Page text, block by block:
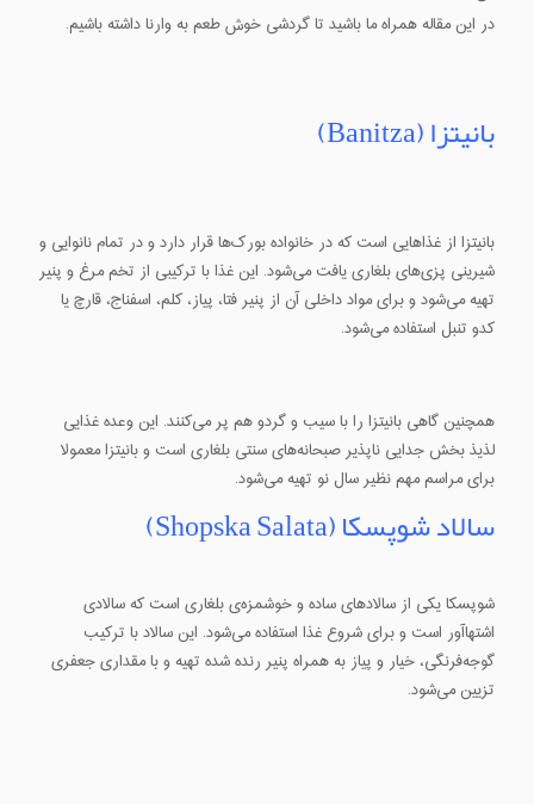
در این مقاله همراه ما باشید تا گردشی خوش طعم به وارنا داشته باشیم.
بانیتزا (Banitza)
بانیتزا از غذاهایی است که در خانواده بورک‌ها قرار دارد و در تمام نانوایی و
شیرینی پزی‌های بلغاری یافت می‌شود. این غذا با ترکیبی از تخم مرغ و پنیر
تهیه می‌شود و برای مواد داخلی آن از پنیر فتا، پیاز، کلم، اسفناج، قارچ یا
کدو تنبل استفاده می‌شود.
همچنین گاهی بانیتزا را با سیب و گردو هم پر می‌کنند. این وعده غذایی
لذیذ بخش جدایی ناپذیر صبحانه‌های سنتی بلغاری است و بانیتزا معمولا
برای مراسم مهم نظیر سال نو تهیه می‌شود.
سالاد شوپسکا (Shopska Salata)
شوپسکا یکی از سالاد‌های ساده و خوشمزه‌ی بلغاری است که سالادی
اشتهاآور است و برای شروع غذا استفاده می‌شود. این سالاد با ترکیب
گوجه‌فرنگی، خیار و پیاز به همراه پنیر رنده شده تهیه و با مقداری جعفری
تزیین می‌شود.